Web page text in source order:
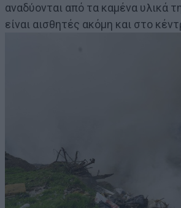
αναδύονται από τα καμένα υλικά
είναι αισθητές ακόμη και στο